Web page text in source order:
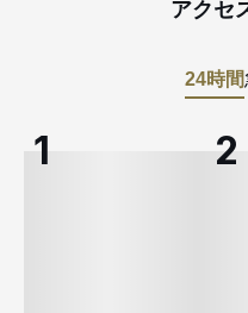
アクセ
24時間